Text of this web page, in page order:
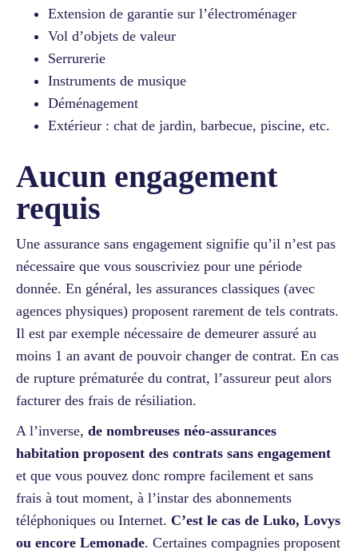
Extension de garantie sur l’électroménager
Vol d’objets de valeur
Serrurerie
Instruments de musique
Déménagement
Extérieur : chat de jardin, barbecue, piscine, etc.
Aucun engagement
requis
Une assurance sans engagement signifie qu’il n’est pas
nécessaire que vous souscriviez pour une période
donnée. En général, les assurances classiques (avec
agences physiques) proposent rarement de tels contrats.
Il est par exemple nécessaire de demeurer assuré au
moins 1 an avant de pouvoir changer de contrat. En cas
de rupture prématurée du contrat, l’assureur peut alors
facturer des frais de résiliation.
A l’inverse, de nombreuses néo-assurances
habitation proposent des contrats sans engagement
et que vous pouvez donc rompre facilement et sans
frais à tout moment, à l’instar des abonnements
téléphoniques ou Internet. C’est le cas de Luko, Lovys
ou encore Lemonade. Certaines compagnies proposent